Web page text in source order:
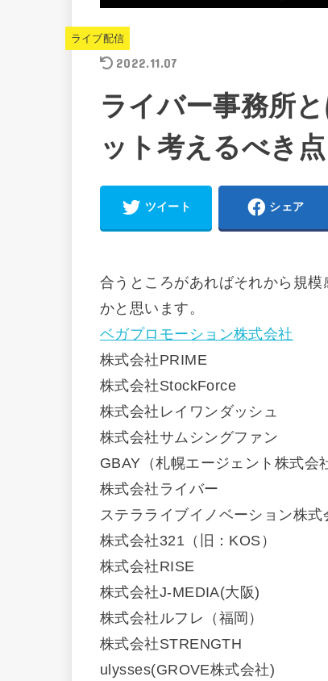
ライブ配信
2022.11.07
ライバー事務所
ット考えるべき
ツイート シェア
合うところがあればそれから規
かと思います。
ベガプロモーション株式会社
株式会社PRIME
株式会社StockForce
株式会社レイワンダッシュ
株式会社サムシングファン
GBAY（札幌エージェント株式会
株式会社ライバー
ステラライブイノベーション株式
株式会社321（旧：KOS）
株式会社RISE
株式会社J-MEDIA(大阪)
株式会社ルフレ（福岡）
株式会社STRENGTH
ulysses(GROVE株式会社)